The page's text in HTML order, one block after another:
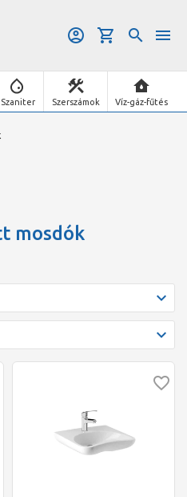
Szaniter Szerszámok Víz-gáz-fűtés
mosdók